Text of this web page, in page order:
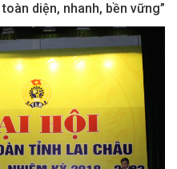
diện, nhanh, bền vững”